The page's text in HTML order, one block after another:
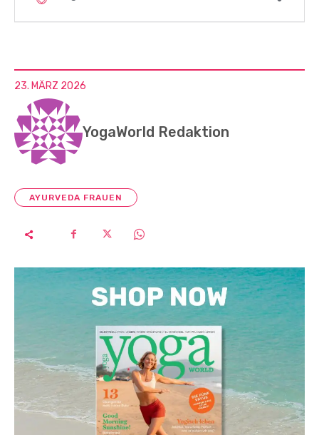
23. MÄRZ 2026
YogaWorld Redaktion
AYURVEDA FRAUEN